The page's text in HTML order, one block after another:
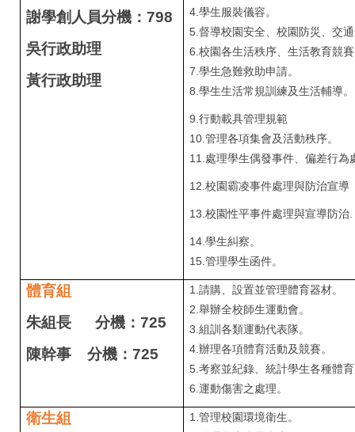
謝學創人員分機：798
吳行政助理
黃行政助理
4.學生服裝儀容。
5.督導校園安全、校園防災、交
6.校園各生活秩序、生活教育競
7.學生急難救助申請。
8.學生生活常規訓練及生活輔導。
9. 行動載具管理規範
10.管理各項集會及活動秩序。
11.處理學生偶發事件、偏差行為
12. 校園霸凌事件處理與防治宣導
13. 校園性平事件處理與宣導防治.
14. 學生糾察。
15.管理學生函件。
體育組
朱組長 分機：725
陳幹事 分機：725
1. 請購、設置並管理體育器材。
2.舉辦全校師生運動會。
3.組訓各類運動代表隊。
4.辦理各項體育活動及競賽。
5.考察並紀錄、統計學生各種體
6.運動傷害之處理。
衛生組
1. 管理校園環境衛生。